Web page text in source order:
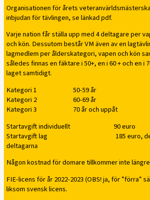
Organisationen för årets
inbjudan för tävlingen, se länkad pdf.
Varje nation får ställa upp med 4 deltagare per
och kön. Dessutom består VM även av en
lagmedlem per ålderskategori, vapen och kön
således finnas en fäktare i 50+, en i 60 + och en i
laget samtidigt.
Kategori 1 50-59 år
Kategori 2 60-69 år
Kategori 3 70 år och uppåt
Startavgift individuellt 90 euro
Startavgift lag 185 euro, delas
deltagarna
Någon kostnad för domare tillkommer inte
FIE-licens för år 2022-2023 (OBS! ja, för ”förra”
liksom svensk licens.